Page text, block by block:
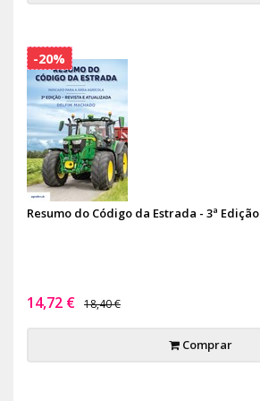
Resumo do Código da Estrada - 3ª Edição
14,72 € 18,40 €
Comprar
-20%